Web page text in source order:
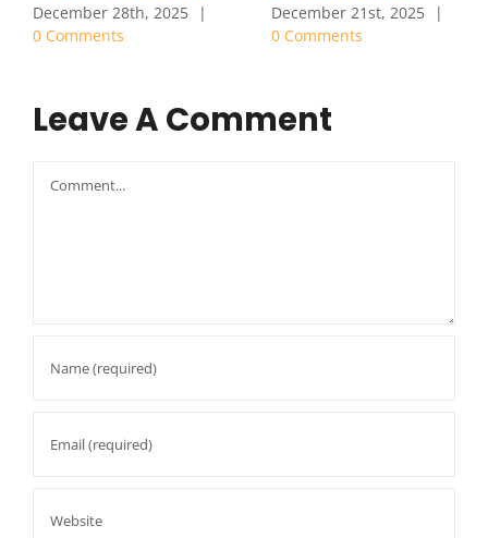
December 28th, 2025
|
0 Comments
December 21st, 2025
|
0 Comments
Leave A Comment
Comment